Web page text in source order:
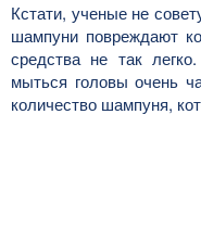
Кстати, ученые не
шампуни повреждают
средства не так
мыться головы очень
количество шампуня,